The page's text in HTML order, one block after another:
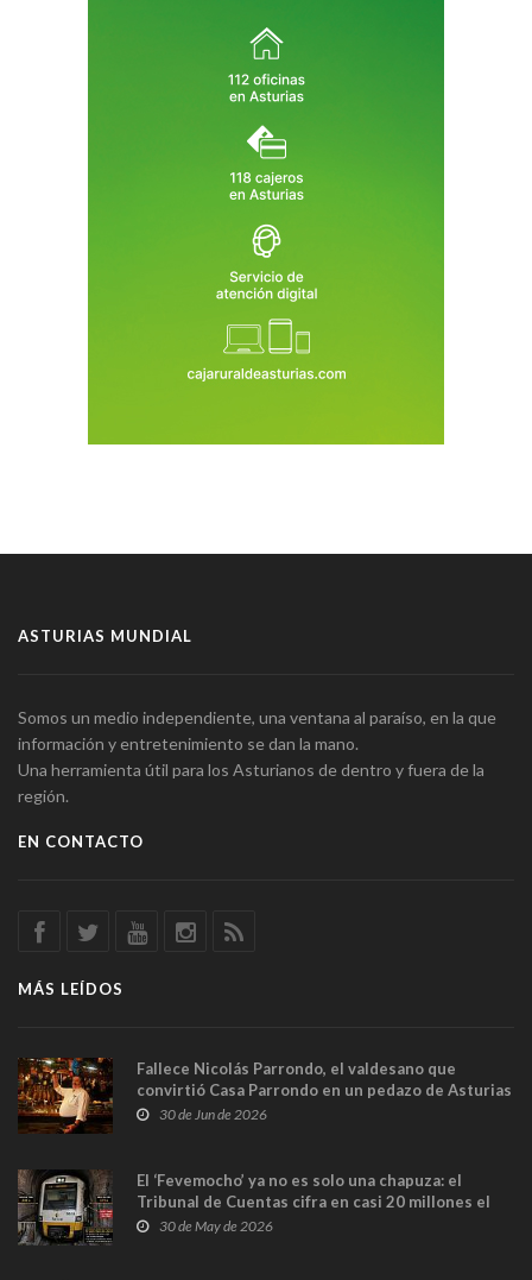
ASTURIAS MUNDIAL
Somos un medio independiente, una ventana al paraíso, en la que
información y entretenimiento se dan la mano.
Una herramienta útil para los Asturianos de dentro y fuera de la
región.
EN CONTACTO
MÁS LEÍDOS
Fallece Nicolás Parrondo, el valdesano que
convirtió Casa Parrondo en un pedazo de Asturias
en Madrid
30 de Jun de 2026
El ‘Fevemocho’ ya no es solo una chapuza: el
Tribunal de Cuentas cifra en casi 20 millones el
sobrecoste de los trenes que no cabían por los
30 de May de 2026